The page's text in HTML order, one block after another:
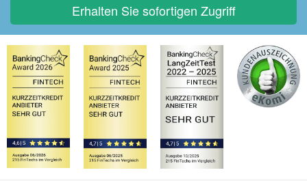
Erhalten Sie sofortigen Zugriff